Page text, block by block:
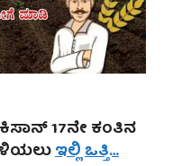
17ನೇ ಕಂತಿನ
ಇಲ್ಲಿ ಒತ್ತಿ…